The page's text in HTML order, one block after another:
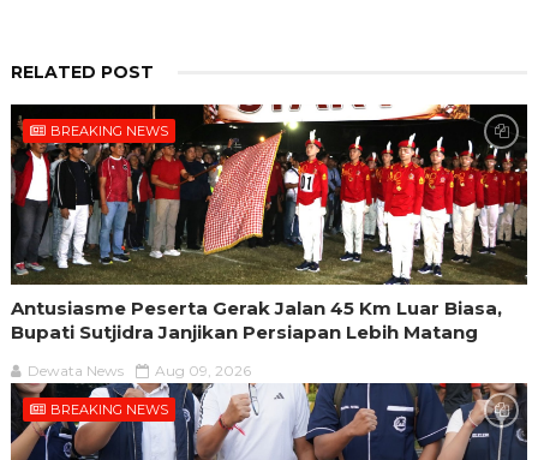
RELATED POST
BREAKING NEWS
Antusiasme Peserta Gerak Jalan 45 Km Luar Biasa,
Bupati Sutjidra Janjikan Persiapan Lebih Matang
Dewata News Aug 09, 2026
BREAKING NEWS